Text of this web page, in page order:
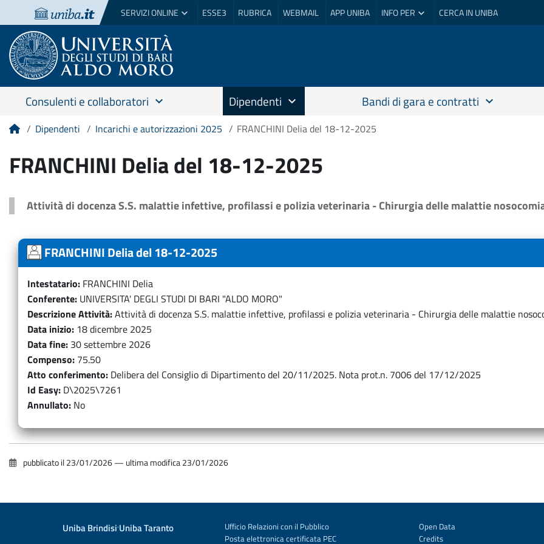
SERVIZI ONLINE ESSE3 RUBRICA WEBMAIL APP UNIBA INFO PER CERCA IN UNIBA
Consulenti e collaboratori Dipendenti Bandi di gara e contratti
HomeDipendenti Incarichi e autorizzazioni 2025 FRANCHINI Delia del 18-12-2025
FRANCHINI Delia del 18-12-2025
Attività di docenza S.S. malattie infettive, profilassi e polizia veterinaria - Chirurgia delle malattie
FRANCHINI Delia del 18-12-2025
Intestatario FRANCHINI Delia
Conferente UNIVERSITA' DEGLI STUDI DI BARI "ALDO MORO"
Descrizione Attività Attività di docenza S.S. malattie infettive, profilassi e polizia veterinaria - Chirurgia delle malattie
Data inizio 18 dicembre 2025
Data fine 30 settembre 2026
Compenso 75.50
Atto conferimento Delibera del Consiglio di Dipartimento del 20/11/2025. Nota prot.n. 7006 del 17/12/2025
Id Easy D\2025\7261
Annullato No
pubblicato il23/01/2026— ultima modifica23/01/2026
Uniba Brindisi·Uniba Taranto
Ufficio Relazioni con il Pubblico
Posta elettronica certificata PEC
Open Data
Credits